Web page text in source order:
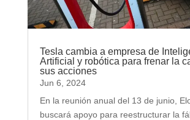
Tesla cambia a empresa de
Artificial y robótica para frenar la
sus acciones
Jun 6, 2024
En la reunión anual del 13 de junio,
buscará apoyo para reestructurar la